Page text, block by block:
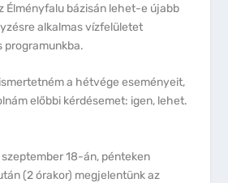
Élményfalu bázisán lehet-e újabb
alkalmas vízfelületet
programunkba.
a hétvége eseményeit,
előbbi kérdésemet: igen, lehet.
18-án, pénteken
(2 órakor) megjelentünk az